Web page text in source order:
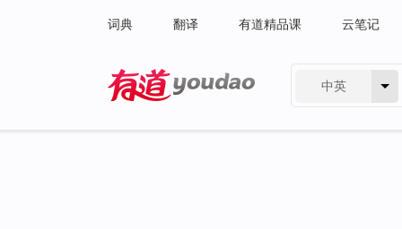
词典 翻译 有道精品课 云笔记
中英